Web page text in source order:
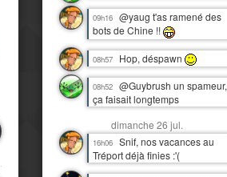
09h16
@yaug t'as ramené des
bots de Chine !!
08h57 Hop, déspawn
08h52
@Guybrush un spameur,
ça faisait longtemps
dimanche 26 jul.
16h06
Snif, nos vacances au
Tréport déjà finies :'(